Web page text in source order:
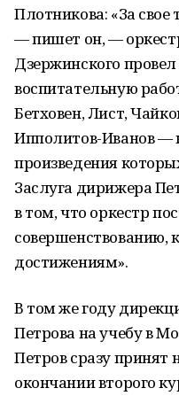
Плотникова: «За свое
— пишет он, —
Дзержинского
воспитательную
Бетховен, Лист,
Ипполитов-Иванов —
произведения
Заслуга дирижера
в том, что оркестр
совершенствованию,
достижениям».
В том же году
Петрова на учебу в
Петров сразу принят
окончании второго